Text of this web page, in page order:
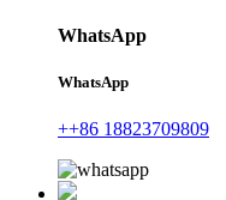
WhatsApp
WhatsApp
++86 18823709809